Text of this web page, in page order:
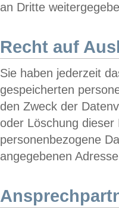
an Dritte
Recht auf
Sie haben jederzeit
gespeicherten
den Zweck der
oder Löschung
personenbezogene
angegebenen